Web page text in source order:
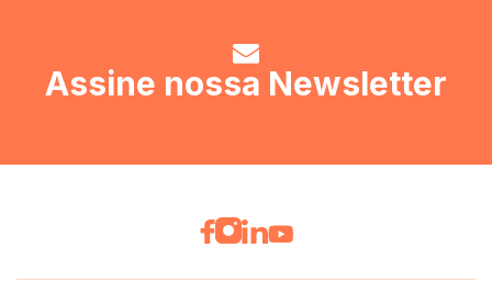
Assine nossa Newsletter